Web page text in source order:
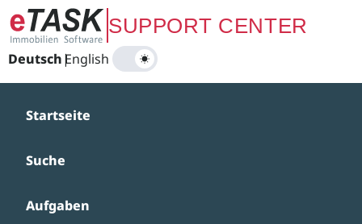
Zum Hauptinhalt springenSUPPORT CENTER
Deutsch|
English
Startseite
Suche
Aufgaben